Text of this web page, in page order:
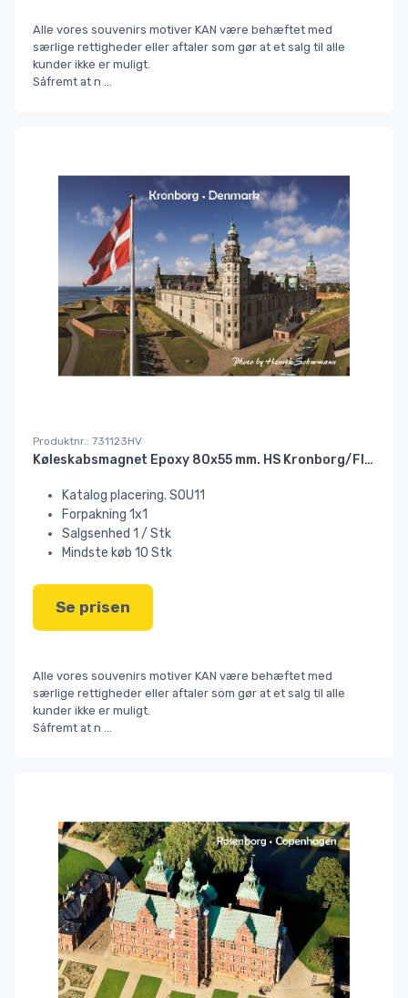
Alle vores souvenirs motiver KAN være behæftet med
særlige rettigheder eller aftaler som gør at et salg til alle
kunder ikke er muligt.
Såfremt at n ...
Produktnr.: 731123HV
Køleskabsmagnet Epoxy 80x55 mm. HS Kronborg/Flag HEAVY
Katalog placering. SOU11
Forpakning 1x1
Salgsenhed 1 / Stk
Mindste køb 10 Stk
Se prisen
Alle vores souvenirs motiver KAN være behæftet med
særlige rettigheder eller aftaler som gør at et salg til alle
kunder ikke er muligt.
Såfremt at n ...